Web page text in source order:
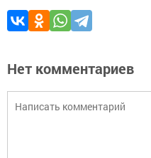
Нет комментариев